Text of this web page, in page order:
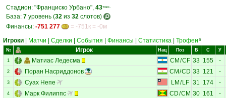
Стадион: "Франциско Урбано", 43тыс.
База: 7 уровень (32 из 32 слотов)
Финансы: -751 277
= -751к = -0м
Игроки
Матчи Сделки События Финансы Статистика Трофеи 6
№ Игрок Нац Поз В С У
1 Матиас Ледесма CM /CF 33 155 -
2 Поран Насриддонов CM /CD 33 121 -
3 Суах Непе LM / LF 31 174 -
4 Марк Филиппс CD/CM 30 161 -